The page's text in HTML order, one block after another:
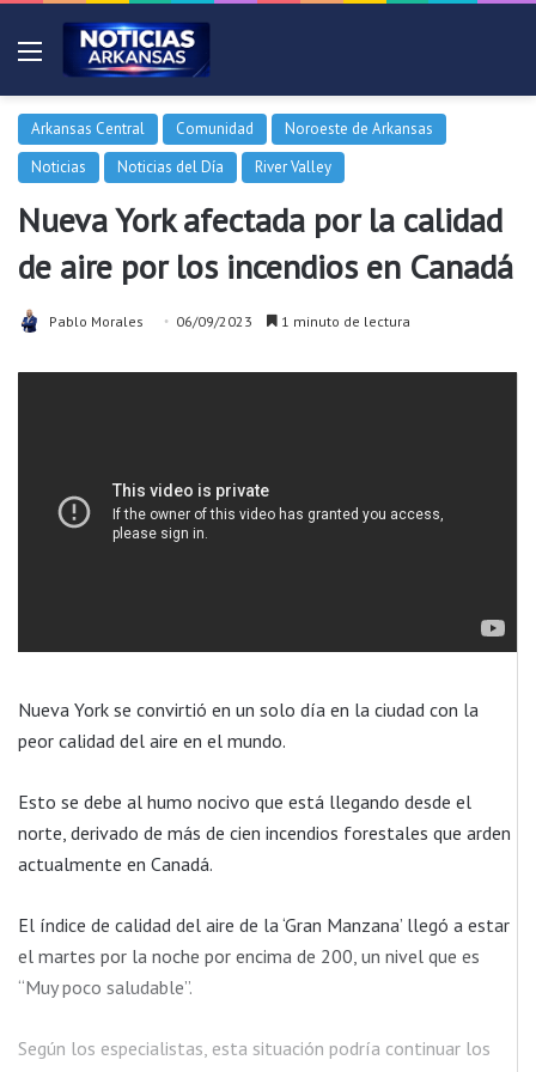
Menú
Arkansas Central Comunidad
Noroeste de Arkansas
Noticias
Noticias del Día River Valley
Nueva York afectada por la calidad
de aire por los incendios en Canadá
Pablo Morales 06/09/2023 1 minuto de lectura
Nueva York se convirtió en un solo día en la ciudad con la
peor calidad del aire en el mundo.
Esto se debe al humo nocivo que está llegando desde el
norte, derivado de más de cien incendios forestales que arden
actualmente en Canadá.
El índice de calidad del aire de la ‘Gran Manzana’ llegó a estar
el martes por la noche por encima de 200, un nivel que es
“Muy poco saludable”.
Según los especialistas, esta situación podría continuar los